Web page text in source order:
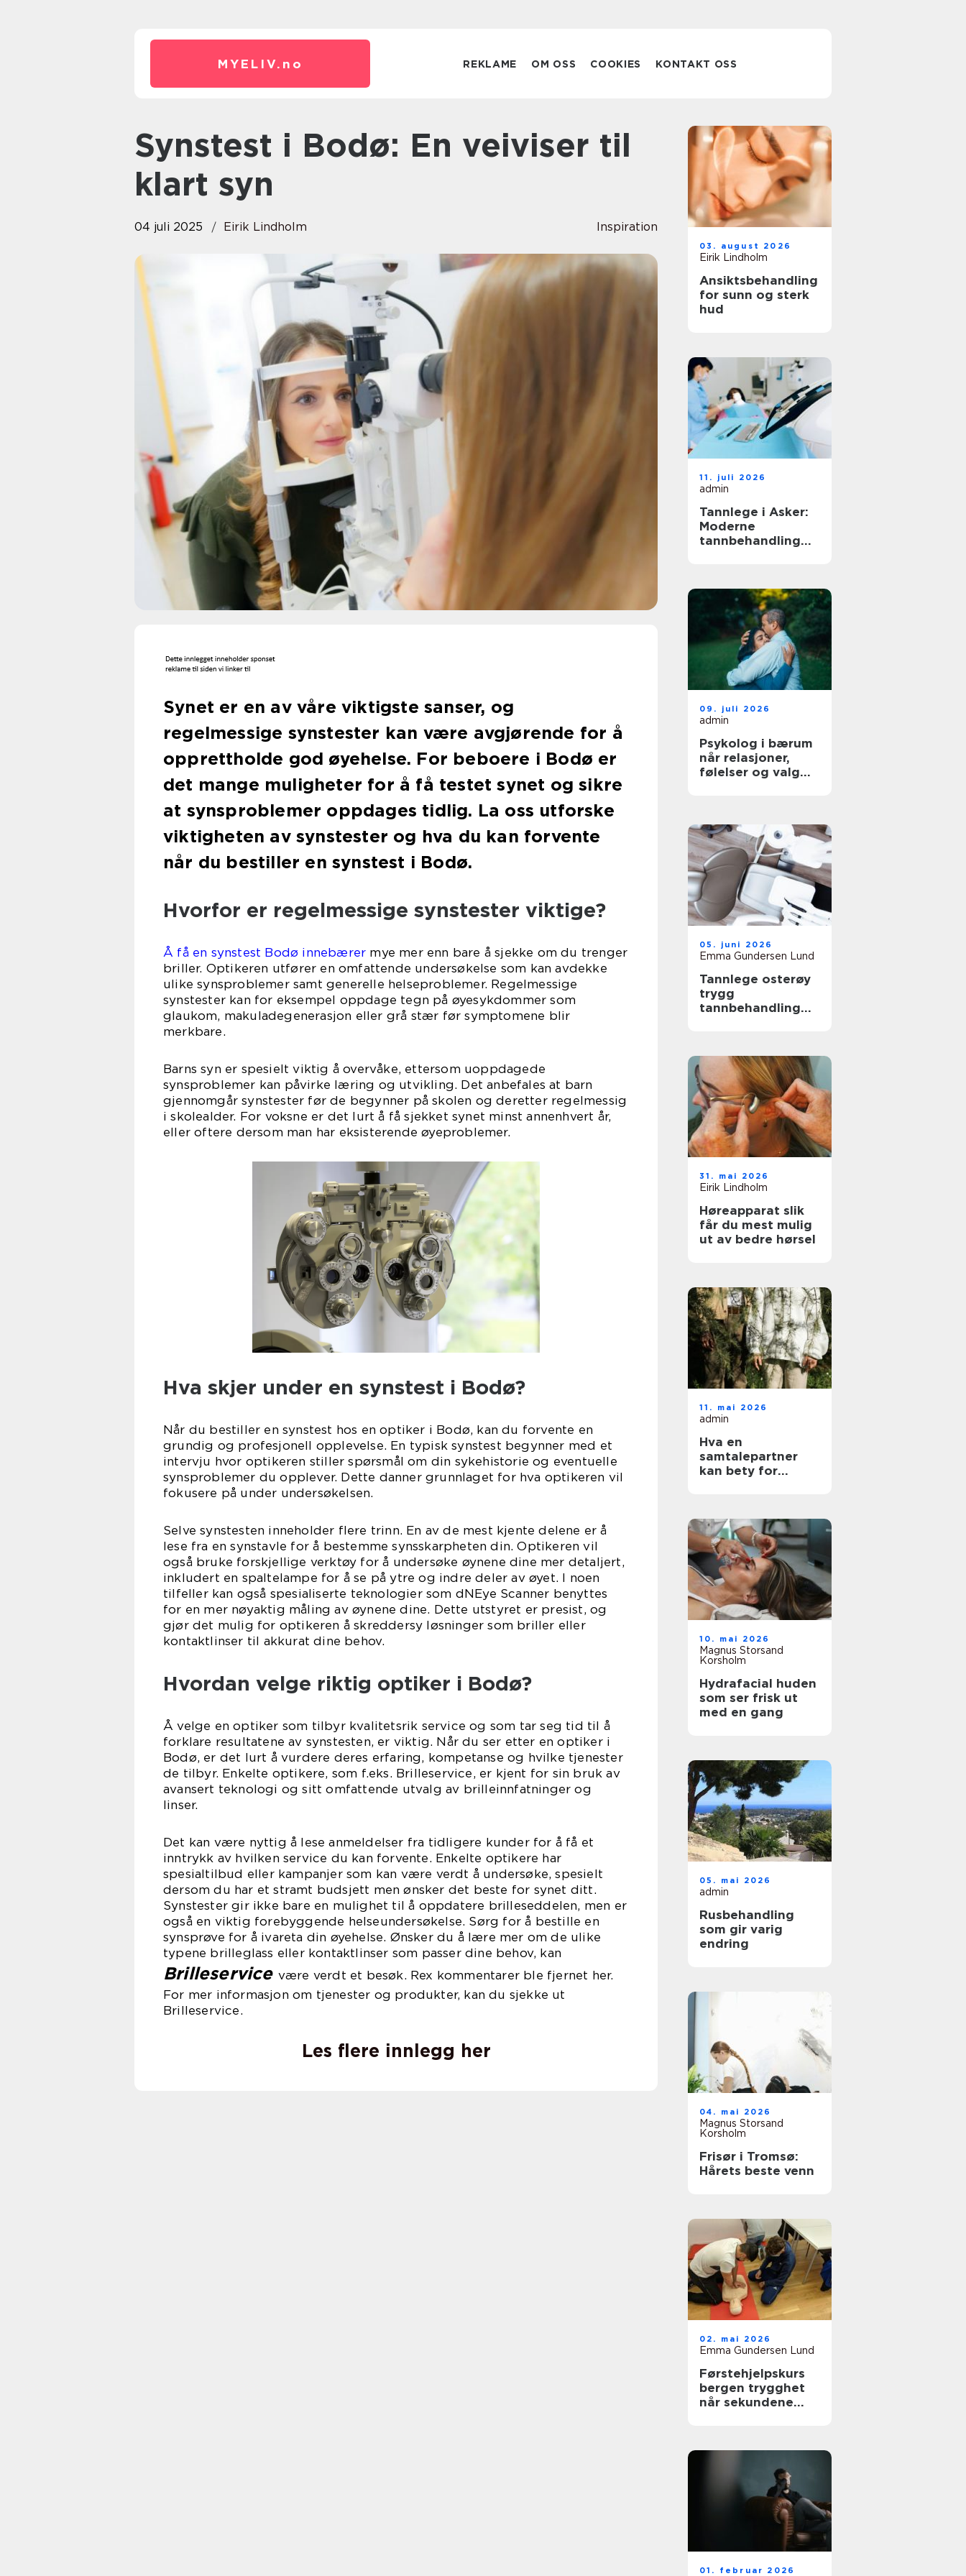
MYELIV. no REKLAME OM OSS COOKIES KONTAKT OSS
Synstest i Bodø: En veiviser til
klart syn
04 juli 2025 Eirik Lindholm Inspiration
Synet er en av våre viktigste sanser, og
regelmessige synstester kan være avgjørende for å
opprettholde god øyehelse. For beboere i Bodø er
det mange muligheter for å få testet synet og sikre
at synsproblemer oppdages tidlig. La oss utforske
viktigheten av synstester og hva du kan forvente
når du bestiller en synstest i Bodø.
Hvorfor er regelmessige synstester viktige?
Å få en synstest Bodø innebærer mye mer enn bare å sjekke om du trenger
briller. Optikeren utfører en omfattende undersøkelse som kan avdekke
ulike synsproblemer samt generelle helseproblemer. Regelmessige
synstester kan for eksempel oppdage tegn på øyesykdommer som
glaukom, makuladegenerasjon eller grå stær før symptomene blir
merkbare.
Barns syn er spesielt viktig å overvåke, ettersom uoppdagede
synsproblemer kan påvirke læring og utvikling. Det anbefales at barn
gjennomgår synstester før de begynner på skolen og deretter regelmessig
i skolealder. For voksne er det lurt å få sjekket synet minst annenhvert år,
eller oftere dersom man har eksisterende øyeproblemer.
Hva skjer under en synstest i Bodø?
Når du bestiller en synstest hos en optiker i Bodø, kan du forvente en
grundig og profesjonell opplevelse. En typisk synstest begynner med et
intervju hvor optikeren stiller spørsmål om din sykehistorie og eventuelle
synsproblemer du opplever. Dette danner grunnlaget for hva optikeren vil
fokusere på under undersøkelsen.
Selve synstesten inneholder flere trinn. En av de mest kjente delene er å
lese fra en synstavle for å bestemme synsskarpheten din. Optikeren vil
også bruke forskjellige verktøy for å undersøke øynene dine mer detaljert,
inkludert en spaltelampe for å se på ytre og indre deler av øyet. I noen
tilfeller kan også spesialiserte teknologier som dNEye Scanner benyttes
for en mer nøyaktig måling av øynene dine. Dette utstyret er presist, og
gjør det mulig for optikeren å skreddersy løsninger som briller eller
kontaktlinser til akkurat dine behov.
Hvordan velge riktig optiker i Bodø?
Å velge en optiker som tilbyr kvalitetsrik service og som tar seg tid til å
forklare resultatene av synstesten, er viktig. Når du ser etter en optiker i
Bodø, er det lurt å vurdere deres erfaring, kompetanse og hvilke tjenester
de tilbyr. Enkelte optikere, som f.eks. Brilleservice, er kjent for sin bruk av
avansert teknologi og sitt omfattende utvalg av brilleinnfatninger og
linser.
Det kan være nyttig å lese anmeldelser fra tidligere kunder for å få et
inntrykk av hvilken service du kan forvente. Enkelte optikere har
spesialtilbud eller kampanjer som kan være verdt å undersøke, spesielt
dersom du har et stramt budsjett men ønsker det beste for synet ditt.
Synstester gir ikke bare en mulighet til å oppdatere brilleseddelen, men er
også en viktig forebyggende helseundersøkelse. Sørg for å bestille en
synsprøve for å ivareta din øyehelse. Ønsker du å lære mer om de ulike
typene brilleglass eller kontaktlinser som passer dine behov, kan
Brilleservice være verdt et besøk. Rex kommentarer ble fjernet her.
For mer informasjon om tjenester og produkter, kan du sjekke ut
Brilleservice.
Les flere innlegg her
03. august 2026
Eirik Lindholm
Ansiktsbehandling
for sunn og sterk
hud
11. juli 2026
admin
Tannlege i Asker:
Moderne
tannbehandling
09. juli 2026
admin
Psykolog i bærum
når relasjoner,
følelser og valg
05. juni 2026
Emma Gundersen Lund
Tannlege osterøy
trygg
tannbehandling
31. mai 2026
Eirik Lindholm
Høreapparat slik
får du mest mulig
ut av bedre hørsel
11. mai 2026
admin
Hva en
samtalepartner
kan bety for
10. mai 2026
Magnus Storsand
Korsholm
Hydrafacial huden
som ser frisk ut
med en gang
05. mai 2026
admin
Rusbehandling
som gir varig
endring
04. mai 2026
Magnus Storsand
Korsholm
Frisør i Tromsø:
Hårets beste venn
02. mai 2026
Emma Gundersen Lund
Førstehjelpskurs
bergen trygghet
når sekundene
01. februar 2026